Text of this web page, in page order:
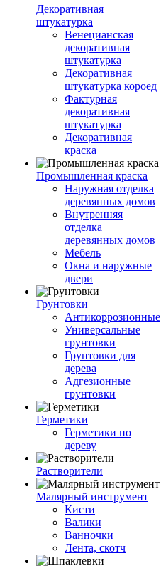
Декоративная
штукатурка
Венецианская
декоративная
штукатурка
Декоративная
штукатурка короед
Фактурная
декоративная
штукатурка
Декоративная
краска
Промышленная краска
Наружная отделка
деревянных домов
Внутренняя
отделка
деревянных домов
Мебель
Окна и наружные
двери
Грунтовки
Антикоррозионные
Универсальные
грунтовки
Грунтовки для
дерева
Адгезионные
грунтовки
Герметики
Герметики по
дереву
Растворители
Малярный инструмент
Кисти
Валики
Ванночки
Лента, скотч